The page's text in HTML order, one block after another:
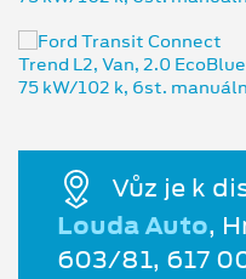
Vůz je k
Louda Auto,
603/81, 617